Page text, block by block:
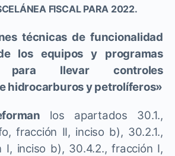
FISCAL PARA 2022.
técnicas de funcionalidad
los equipos y programas
para llevar controles
hidrocarburos y petrolíferos»
los apartados 30.1.,
fracción II, inciso b), 30.2.1.,
I, inciso b), 30.4.2., fracción I,